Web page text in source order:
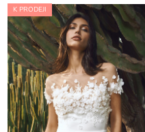
K PRODEJI